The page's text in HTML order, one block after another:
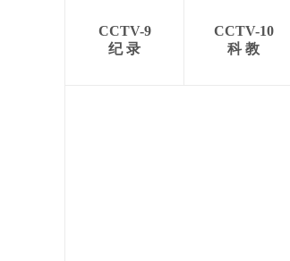
CCTV-9
纪 录
CCTV-10
科 教